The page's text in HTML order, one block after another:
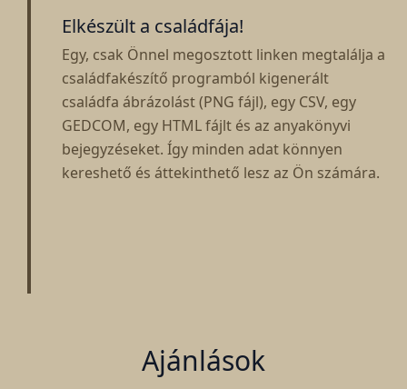
Elkészült a családfája!
Egy, csak Önnel megosztott linken megtalálja a
családfakészítő programból kigenerált
családfa ábrázolást (PNG fájl), egy CSV, egy
GEDCOM, egy HTML fájlt és az anyakönyvi
bejegyzéseket. Így minden adat könnyen
kereshető és áttekinthető lesz az Ön számára.
Ajánlások